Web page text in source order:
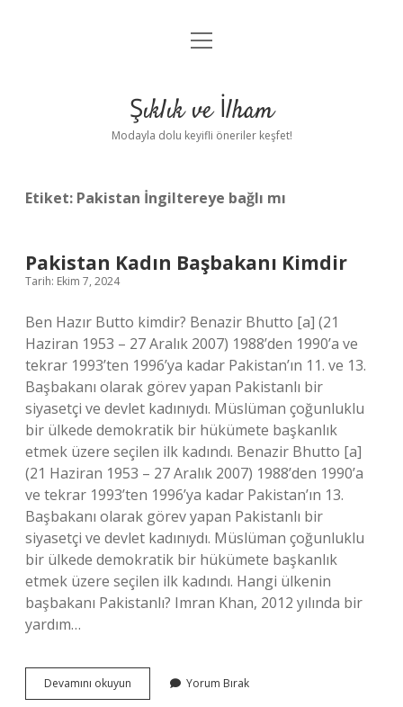
Anasayfa
Yasal Uyarı
menüyü
Şıklık ve İlham
Modayla dolu keyifli öneriler keşfet!
Etiket: Pakistan İngiltereye bağlı mı
Pakistan Kadın Başbakanı Kimdir
Tarih: Ekim 7, 2024
Ben Hazır Butto kimdir? Benazir Bhutto [a] (21
Haziran 1953 – 27 Aralık 2007) 1988’den 1990’a ve
tekrar 1993’ten 1996’ya kadar Pakistan’ın 11. ve 13.
Başbakanı olarak görev yapan Pakistanlı bir
siyasetçi ve devlet kadınıydı. Müslüman çoğunluklu
bir ülkede demokratik bir hükümete başkanlık
etmek üzere seçilen ilk kadındı. Benazir Bhutto [a]
(21 Haziran 1953 – 27 Aralık 2007) 1988’den 1990’a
ve tekrar 1993’ten 1996’ya kadar Pakistan’ın 13.
Başbakanı olarak görev yapan Pakistanlı bir
siyasetçi ve devlet kadınıydı. Müslüman çoğunluklu
bir ülkede demokratik bir hükümete başkanlık
etmek üzere seçilen ilk kadındı. Hangi ülkenin
başbakanı Pakistanlı? Imran Khan, 2012 yılında bir
yardım…
Devamını okuyun Pakistan
Kadın
Yorum Bırak